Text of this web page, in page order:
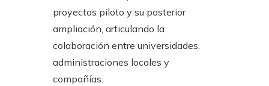
proyectos piloto y su posterior
ampliación, articulando la
colaboración entre universidades,
administraciones locales y
compañías.